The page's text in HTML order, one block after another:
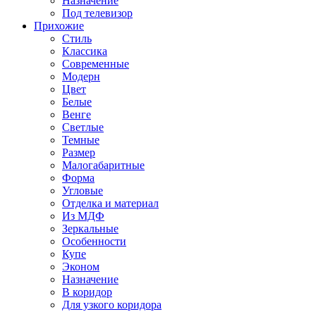
Под телевизор
Прихожие
Стиль
Классика
Современные
Модерн
Цвет
Белые
Венге
Светлые
Темные
Размер
Малогабаритные
Форма
Угловые
Отделка и материал
Из МДФ
Зеркальные
Особенности
Купе
Эконом
Назначение
В коридор
Для узкого коридора